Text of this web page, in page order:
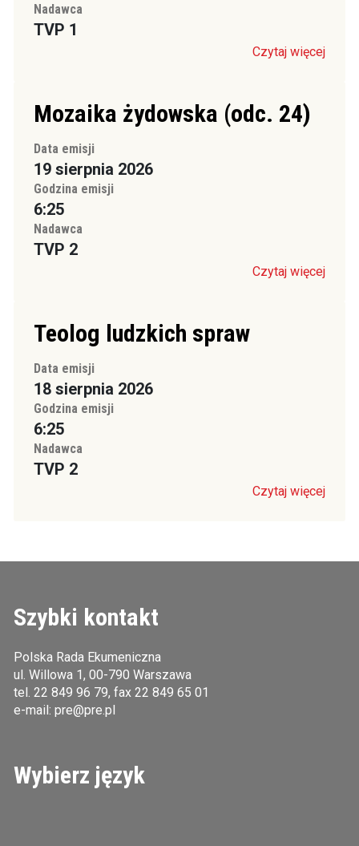
Nadawca
TVP 1
Czytaj więcej
Mozaika żydowska (odc. 24)
Data emisji
19 sierpnia 2026
Godzina emisji
6:25
Nadawca
TVP 2
Czytaj więcej
Teolog ludzkich spraw
Data emisji
18 sierpnia 2026
Godzina emisji
6:25
Nadawca
TVP 2
Czytaj więcej
Szybki kontakt
Polska Rada Ekumeniczna
ul. Willowa 1, 00-790 Warszawa
tel. 22 849 96 79, fax 22 849 65 01
e-mail: pre@pre.pl
Wybierz język